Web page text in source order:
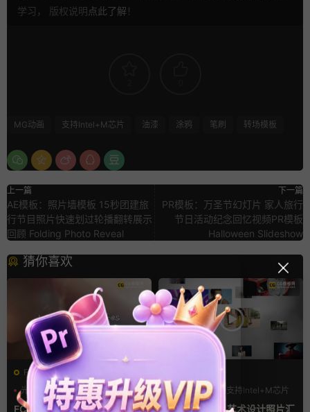
学习， 版权说明点此了解 ！
MG动画 支持Intel+M芯片 油漆 涂鸦 笔刷 转场模板
上一篇
AE模板：照片墙模板 15秒团建旅
行节目照片快速划过轮播翻转展示
回顾 Folding Photo Reveal
下一篇
PR模板：万圣节幻灯片 家人旅行
节日活动纪念回忆视频PR模板
Halloween Slideshow
猜你喜欢
FCPX转场
光效
复古风
支持Intel+M芯片
FCPX转场插件 15组光效胶片
FCPX发生器
LOGO动画
支持Intel+M芯片
汇聚
fcpx片头插件 艺术设计照片汇